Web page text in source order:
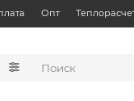
Опт